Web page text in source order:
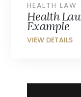
Health
Example
HEALTH LAW